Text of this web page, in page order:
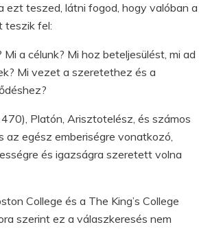
ezt teszed, látni fogod, hogy valóban a
teszik fel:
a célunk? Mi hoz beteljesülést, mi ad
Mi vezet a szeretethez és a
Platón, Arisztotelész, és számos
az egész emberiségre vonatkozó,
és igazságra szeretett volna
College és a The King’s College
szerint ez a válaszkeresés nem